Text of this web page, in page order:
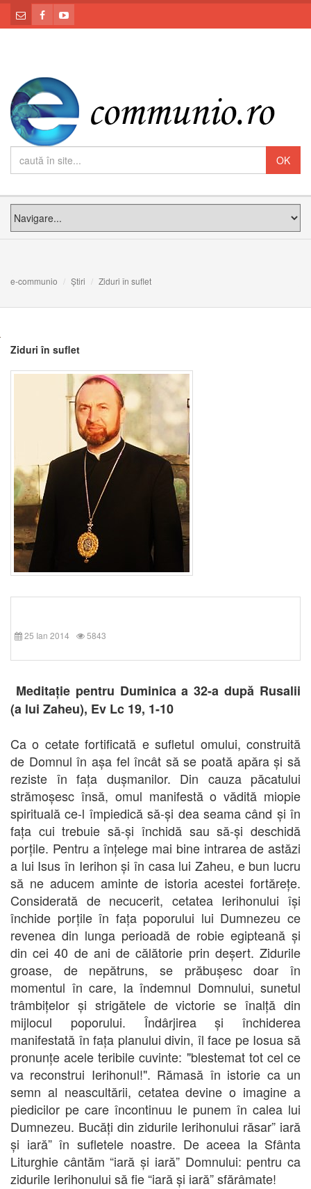
e-communio Știri Ziduri în suflet
Ziduri în suflet
25 Ian 2014 5843
Meditație pentru Duminica a 32-a după Rusalii
(a lui Zaheu), Ev Lc 19, 1-10
Ca o cetate fortificată e sufletul omului, construită
de Domnul în așa fel încât să se poată apăra și să
reziste în fața dușmanilor. Din cauza păcatului
strămoșesc însă, omul manifestă o vădită miopie
spirituală ce-l împiedică să-și dea seama când și în
fața cui trebuie să-și închidă sau să-și deschidă
porțile. Pentru a înțelege mai bine intrarea de astăzi
a lui Isus în Ierihon și în casa lui Zaheu, e bun lucru
să ne aducem aminte de istoria acestei fortărețe.
Considerată de necucerit, cetatea Ierihonului își
închide porțile în fața poporului lui Dumnezeu ce
revenea din lunga perioadă de robie egipteană și
din cei 40 de ani de călătorie prin deșert. Zidurile
groase, de nepătruns, se prăbușesc doar în
momentul în care, la îndemnul Domnului, sunetul
trâmbițelor și strigătele de victorie se înalță din
mijlocul poporului. Îndârjirea și închiderea
manifestată în fața planului divin, îl face pe Iosua să
pronunțe acele teribile cuvinte: "blestemat tot cel ce
va reconstrui Ierihonul!". Rămasă în istorie ca un
semn al neascultării, cetatea devine o imagine a
piedicilor pe care încontinuu le punem în calea lui
Dumnezeu. Bucăți din zidurile Ierihonului răsar” iară
și iară” în sufletele noastre. De aceea la Sfânta
Liturghie cântăm “iară și iară” Domnului: pentru ca
zidurile Ierihonului să fie “iară și iară” sfărâmate!